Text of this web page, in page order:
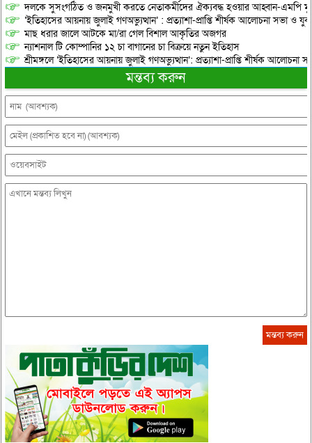
দলকে সুসংগঠিত ও জনমুখী করতে নেতাকর্মীদের ঐক্যবদ্ধ হওয়ার আহ্বান-এমপি
‘ইতিহাসের আয়নায় জুলাই গণঅভ্যুত্থান’ : প্রত্যাশা-প্রাপ্তি শীর্ষক আলোচনা সভা ও
মাছ ধরার জালে আটকে মা/রা গেল বিশাল আকৃতির অজগর
ন্যাশনাল টি কোম্পানির ১২ চা বাগানের চা বিক্রয়ে নতুন ইতিহাস
শ্রীমঙ্গলে ‘ইতিহাসের আয়নায় জুলাই গণঅভ্যুত্থান’: প্রত্যাশা-প্রাপ্তি শীর্ষক আলোচনা
মন্তব্য করুন